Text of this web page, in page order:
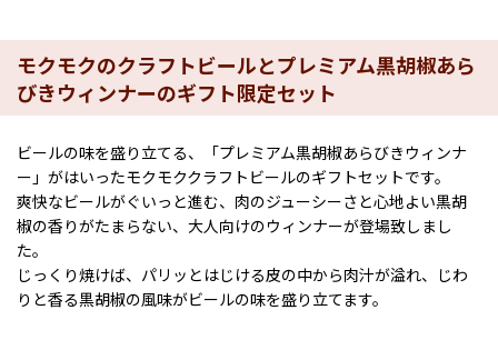
モクモクのクラフトビールとプレミアム黒胡椒あら
びきウィンナーのギフト限定セット
ビールの味を盛り立てる、「プレミアム黒胡椒あらびきウィンナ
ー」がはいったモクモククラフトビールのギフトセットです。
爽快なビールがぐいっと進む、肉のジューシーさと心地よい黒胡
椒の香りがたまらない、大人向けのウィンナーが登場致しまし
た。
じっくり焼けば、パリッとはじける皮の中から肉汁が溢れ、じわ
りと香る黒胡椒の風味がビールの味を盛り立てます。